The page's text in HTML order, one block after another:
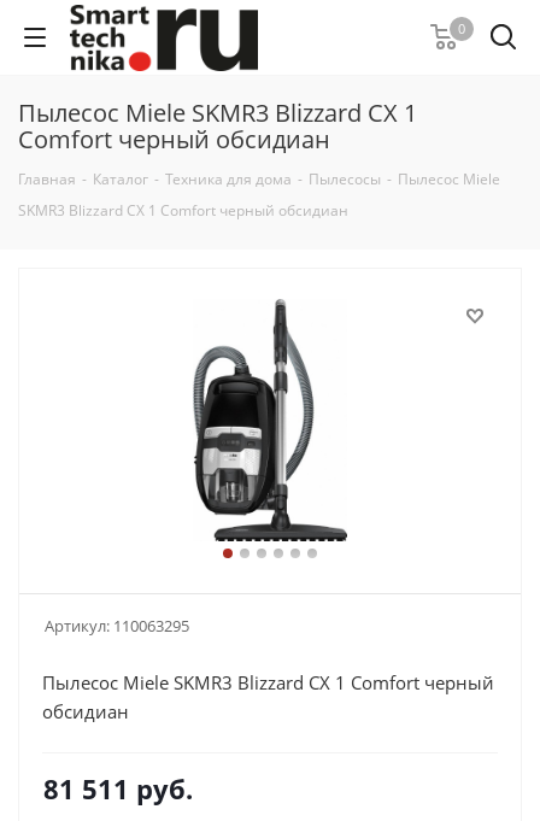
0
Пылесос Miele SKMR3 Blizzard CX 1
Comfort черный обсидиан
Главная - Каталог - Техника для дома - Пылесосы - Пылесос Miele
SKMR3 Blizzard CX 1 Comfort черный обсидиан
Артикул: 110063295
Пылесос Miele SKMR3 Blizzard CX 1 Comfort черный
обсидиан
81 511 руб.